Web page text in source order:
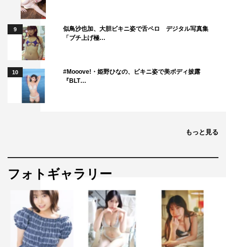
9
似鳥沙也加、大胆ビキニ姿で舌ペロ デジタル写真集
「ブチ上げ極…
10
#Mooove!・姫野ひなの、ビキニ姿で美ボディ披露
『BLT…
もっと見る
フォトギャラリー